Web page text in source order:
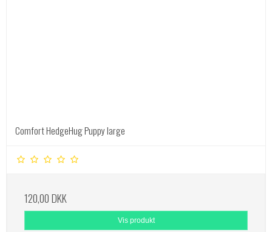
Comfort HedgeHug Puppy large
120,00 DKK
Vis produkt